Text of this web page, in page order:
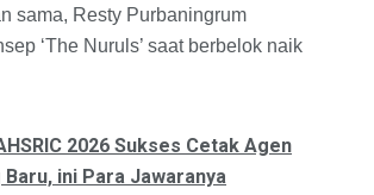
sama, Resty Purbaningrum
‘The Nuruls’ saat berbelok naik
2026 Sukses Cetak Agen
ini Para Jawaranya